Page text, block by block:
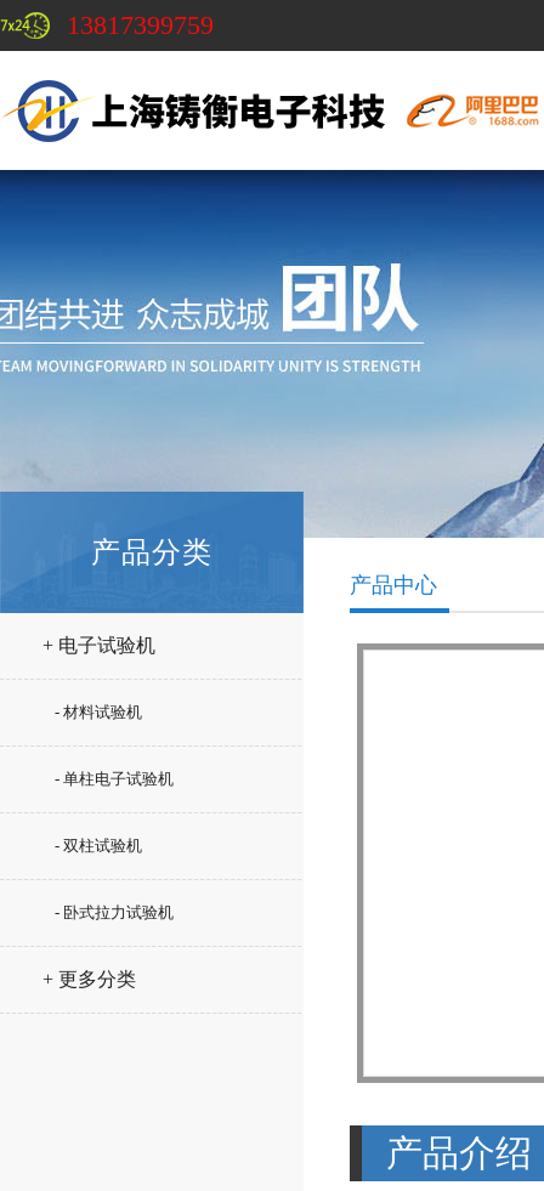
13817399759
产品分类
+ 电子试验机
- 材料试验机
- 单柱电子试验机
- 双柱试验机
- 卧式拉力试验机
+ 更多分类
产品中心
产品介绍